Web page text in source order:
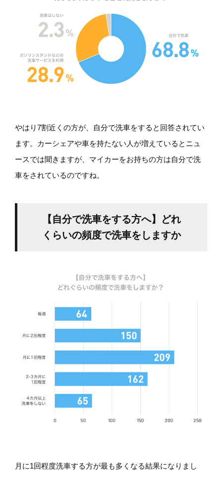
やはり7割近くの方が、自分で洗車をすると回答されてい
ます。カーシェアや車を持たない人が増えているとニュ
ースでは聞きますが、マイカーをお持ちの方は自分で洗
車をされているのですね。
【自分で洗車をする方へ】どれ
くらいの頻度で洗車をしますか
月に1回程度洗車する方が最も多くなる結果になりまし